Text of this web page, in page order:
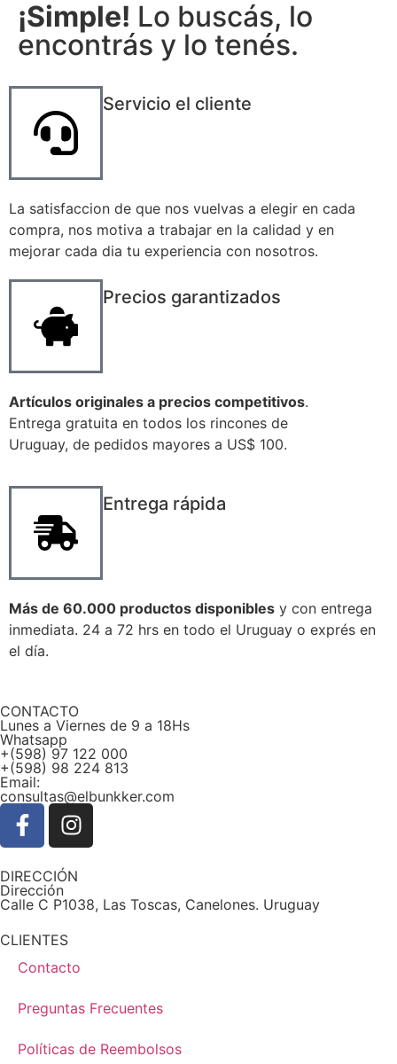
¡Simple! Lo buscás, lo
encontrás y lo tenés.
Servicio el cliente
La satisfaccion de que nos vuelvas a elegir en cada
compra, nos motiva a trabajar en la calidad y en
mejorar cada dia tu experiencia con nosotros.
Precios garantizados
Artículos originales a precios competitivos.
Entrega gratuita en todos los rincones de
Uruguay, de pedidos mayores a US$ 100.
Entrega rápida
Más de 60.000 productos disponibles y con entrega
inmediata. 24 a 72 hrs en todo el Uruguay o exprés en
el día.
CONTACTO
Lunes a Viernes de 9 a 18Hs
Whatsapp
+(598) 97 122 000
+(598) 98 224 813
Email:
consultas@elbunkker.com
DIRECCIÓN
Dirección
Calle C P1038, Las Toscas, Canelones. Uruguay
CLIENTES
Contacto
Preguntas Frecuentes
Políticas de Reembolsos